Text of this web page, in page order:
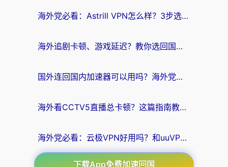
海外党必看：Astrill VPN怎么样？3步选对回国加速器实现无缝刷剧玩游戏
海外追剧卡顿、游戏延迟？教你选回国加速器，附免费加速器试用一小时福利
国外连回国内加速器可以用吗？海外党亲测实用指南，解决追剧游戏卡顿难题
海外看CCTV5直播总卡顿？这篇指南教你选对回国加速器，无缝刷国内资源
海外党必看：云极VPN好用吗？和uuVPN对比哪个回国效果更好？附真实体验+避坑指南
下载App免费加速回国